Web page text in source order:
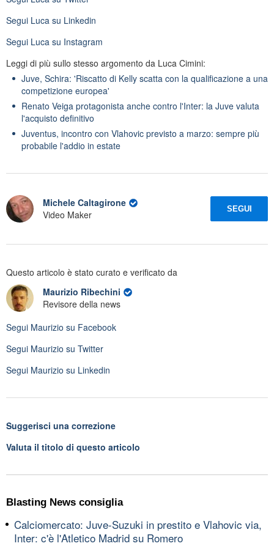
Segui Luca su Linkedin
Segui Luca su Instagram
Leggi di più sullo stesso argomento da Luca Cimini:
Juve, Schira: 'Riscatto di Kelly scatta con la qualificazione a una
competizione europea'
Renato Veiga protagonista anche contro l'Inter: la Juve valuta
l'acquisto definitivo
Juventus, incontro con Vlahovic previsto a marzo: sempre più
probabile l'addio in estate
Michele Caltagirone
Video Maker
SEGUI
Questo articolo è stato curato e verificato da
Maurizio Ribechini
Revisore della news
Segui Maurizio su Facebook
Segui Maurizio su Twitter
Segui Maurizio su Linkedin
Suggerisci una correzione
Valuta il titolo di questo articolo
Blasting News consiglia
Calciomercato: Juve-Suzuki in prestito e Vlahovic via,
Inter: c'è l'Atletico Madrid su Romero